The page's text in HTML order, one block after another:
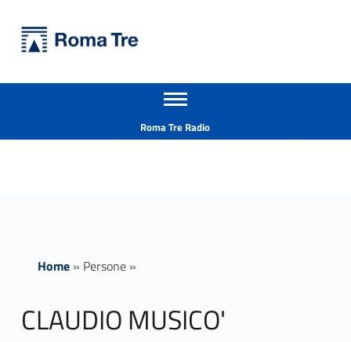
CLAUDIO MUSICO' - Università Roma Tre
Apri il menu secondario
Roma Tre Radio
Home» Persone»
CLAUDIO MUSICO'